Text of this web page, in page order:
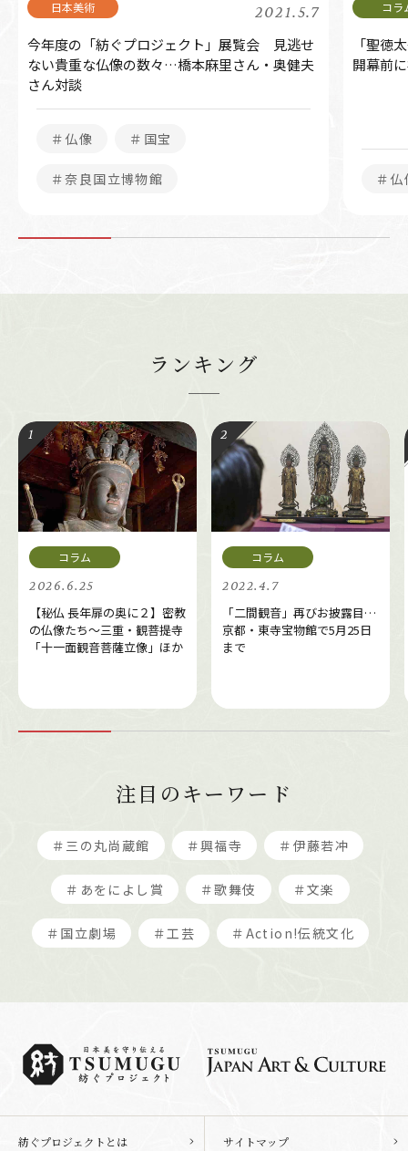
2021.5.7
今年度の「紡ぐプロジェクト」展覧会 見逃せ
ない貴重な仏像の数々…橋本麻里さん・奥健夫
さん対談
＃仏像 ＃国宝
＃奈良国立博物館
「聖徳
開幕前
＃仏
ランキング
2026.6.25
【秘仏 長年扉の奥に２】密教
の仏像たち～三重・観菩提寺
「十一面観音菩薩立像」ほか
2022.4.7
「二間観音」再びお披露目…
京都・東寺宝物館で5月25日
まで
注目のキーワード
＃三の丸尚蔵館 ＃興福寺 ＃伊藤若冲
＃あをによし賞 ＃歌舞伎 ＃文楽
＃国立劇場 ＃工芸 ＃Action!伝統文化
紡ぐプロジェクトとは サイトマップ